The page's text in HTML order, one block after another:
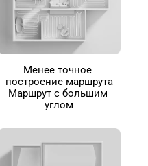
Менее точное
построение маршрута
Маршрут с большим
углом